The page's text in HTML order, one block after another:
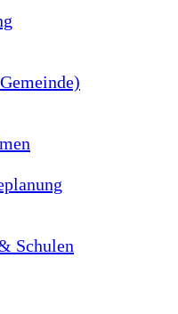
Schulen